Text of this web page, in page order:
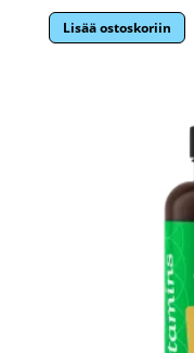
Lisää ostoskoriin